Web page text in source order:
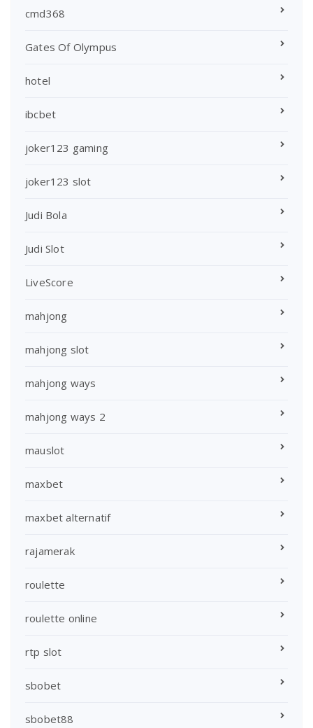
cmd368
Gates Of Olympus
hotel
ibcbet
joker123 gaming
joker123 slot
Judi Bola
Judi Slot
LiveScore
mahjong
mahjong slot
mahjong ways
mahjong ways 2
mauslot
maxbet
maxbet alternatif
rajamerak
roulette
roulette online
rtp slot
sbobet
sbobet88